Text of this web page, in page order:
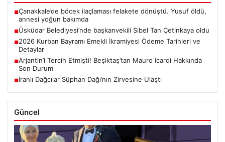
■Çanakkale’de böcek ilaçlaması felakete dönüştü. Yusuf öldü,
annesi yoğun bakımda
■Üsküdar Belediyesi’nde başkanvekili Sibel Tan Çetinkaya oldu
■2026 Kurban Bayramı Emekli İkramiyesi Ödeme Tarihleri ve
Detaylar
■Arjantin’i Tercih Etmişti! Beşiktaş’tan Mauro Icardi Hakkında
Son Durum
■İranlı Dağcılar Süphan Dağı’nın Zirvesine Ulaştı
Güncel